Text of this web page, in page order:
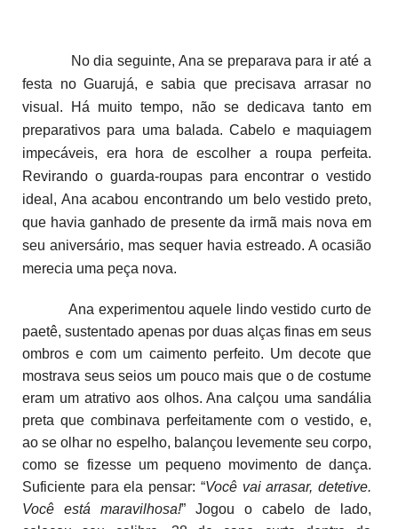
No dia seguinte, Ana se preparava para ir até a
festa no Guarujá, e sabia que precisava arrasar no
visual. Há muito tempo, não se dedicava tanto em
preparativos para uma balada. Cabelo e maquiagem
impecáveis, era hora de escolher a roupa perfeita.
Revirando o guarda-roupas para encontrar o vestido
ideal, Ana acabou encontrando um belo vestido preto,
que havia ganhado de presente da irmã mais nova em
seu aniversário, mas sequer havia estreado. A ocasião
merecia uma peça nova.
Ana experimentou aquele lindo vestido curto de
paetê, sustentado apenas por duas alças finas em seus
ombros e com um caimento perfeito. Um decote que
mostrava seus seios um pouco mais que o de costume
eram um atrativo aos olhos. Ana calçou uma sandália
preta que combinava perfeitamente com o vestido, e,
ao se olhar no espelho, balançou levemente seu corpo,
como se fizesse um pequeno movimento de dança.
Suficiente para ela pensar: “Você vai arrasar, detetive.
Você está maravilhosa!” Jogou o cabelo de lado,